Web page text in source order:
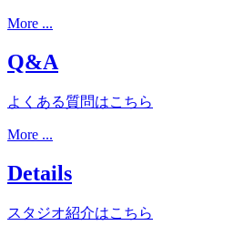
More ...
Q&A
よくある質問はこちら
More ...
Details
スタジオ紹介はこちら